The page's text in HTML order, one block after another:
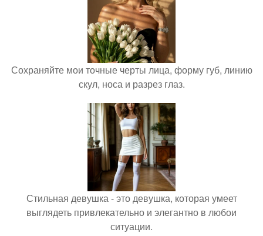
Сохраняйте мои точные черты лица, форму губ, линию
скул, носа и разрез глаз.
Стильная девушка - это девушка, которая умеет
выглядеть привлекательно и элегантно в любои
ситуации.